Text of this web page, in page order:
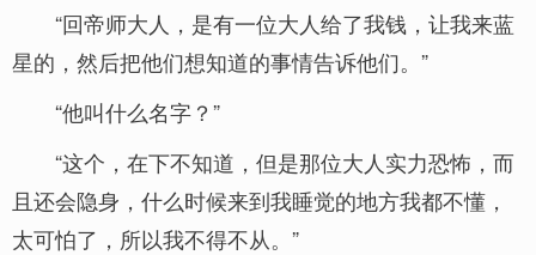
“回帝师大人，是有一位大人给了我钱，让我来蓝
星的，然后把他们想知道的事情告诉他们。”
“他叫什么名字？”
“这个，在下不知道，但是那位大人实力恐怖，而
且还会隐身，什么时候来到我睡觉的地方我都不懂，
太可怕了，所以我不得不从。”